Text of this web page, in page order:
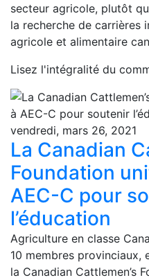
secteur agricole, plutôt
la recherche de carrières
agricole et alimentaire
Lisez l'intégralité du
vendredi, mars 26, 2021
La Canadian
Foundation
AEC-C pour
l’éducation
Agriculture en classe
10 membres provinciaux,
la Canadian Cattlemen’s